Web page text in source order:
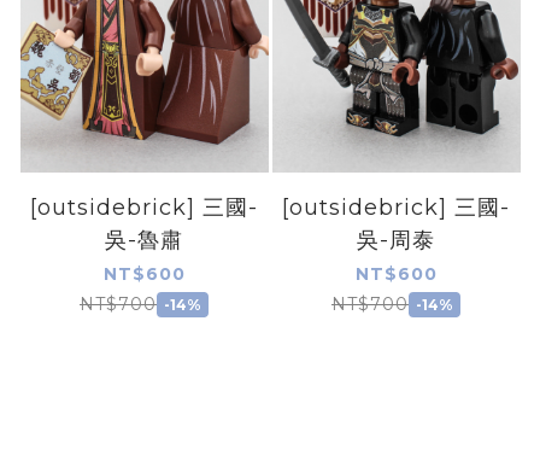
[outsidebrick] 三國-
吳-魯肅
NT$600
NT$700 -14%
[outsidebrick] 三國-
吳-周泰
NT$600
NT$700 -14%